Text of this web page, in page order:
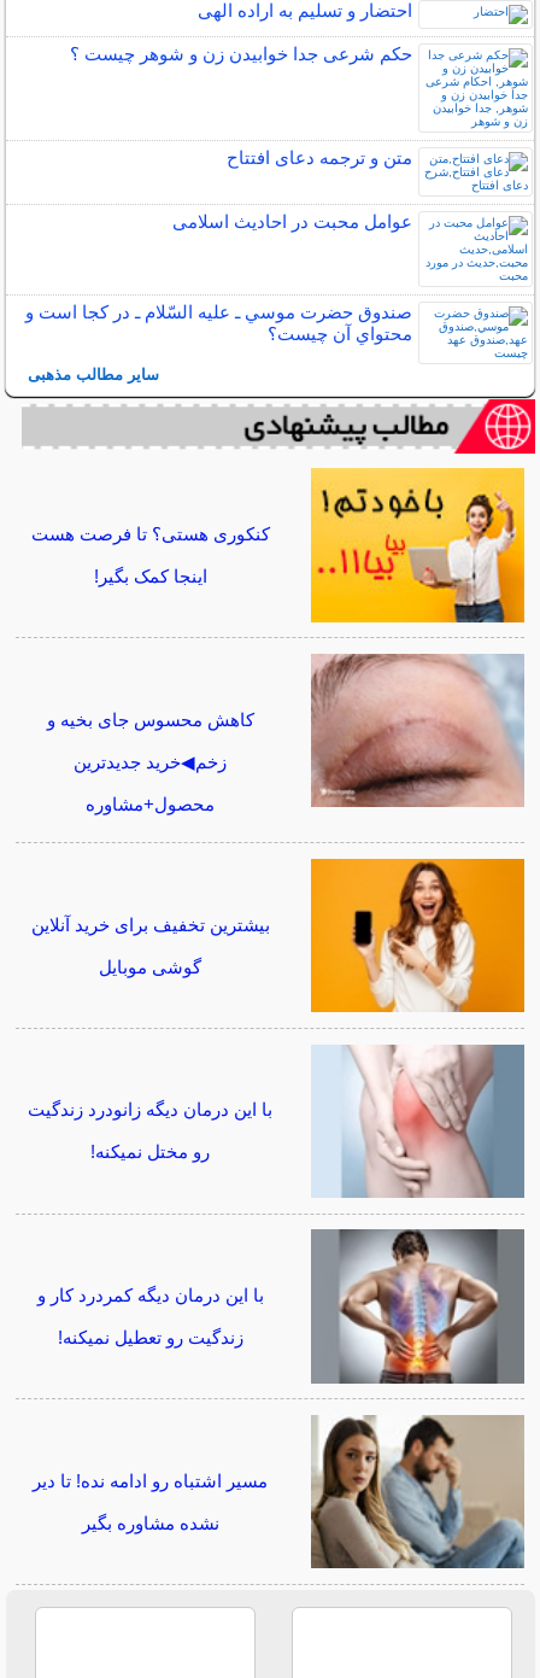
احتضار و تسلیم به اراده الهی
حکم شرعی جدا خوابیدن زن و شوهر چیست ؟
متن و ترجمه دعای افتتاح
عوامل محبت در احادیث اسلامى
صندوق حضرت موسي ـ عليه السّلام ـ در كجا است و
محتواي آن چيست؟
سایر مطالب مذهبی
کنکوری هستی؟ تا فرصت هست
اینجا کمک بگیر!
کاهش محسوس جای بخیه و
زخم◀خرید جدیدترین
محصول+مشاوره
بیشترین تخفیف برای خرید آنلاین
گوشی موبایل
با این درمان دیگه زانودرد زندگیت
رو مختل نمیکنه!
با این درمان دیگه کمردرد کار و
زندگیت رو تعطیل نمیکنه!
مسیر اشتباه رو ادامه نده! تا دیر
نشده مشاوره بگیر